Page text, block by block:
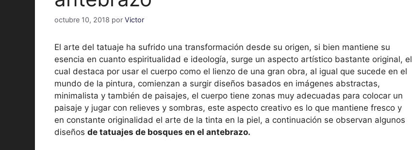
octubre 10, 2018 por Victor
El arte del tatuaje ha sufrido una transformación desde su origen, si bien mantiene su
esencia en cuanto espiritualidad e ideología, surge un aspecto artístico bastante original, el
cual destaca por usar el cuerpo como el lienzo de una gran obra, al igual que sucede en el
mundo de la pintura, comienzan a surgir diseños basados en imágenes abstractas,
minimalista y también de paisajes, el cuerpo tiene zonas muy adecuadas para colocar un
paisaje y jugar con relieves y sombras, este aspecto creativo es lo que mantiene fresco y
en constante originalidad el arte de la tinta en la piel, a continuación se observan algunos
diseños de tatuajes de bosques en el antebrazo.